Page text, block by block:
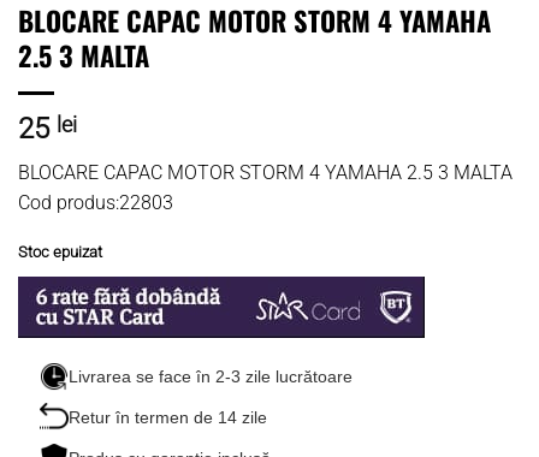
BLOCARE CAPAC MOTOR STORM 4 YAMAHA
2.5 3 MALTA
25 lei
BLOCARE CAPAC MOTOR STORM 4 YAMAHA 2.5 3 MALTA
Cod produs:22803
Stoc epuizat
Livrarea se face în 2-3 zile lucrătoare
Retur în termen de 14 zile